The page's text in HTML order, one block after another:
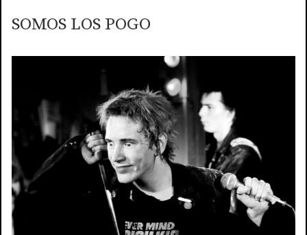
SOMOS LOS POGO